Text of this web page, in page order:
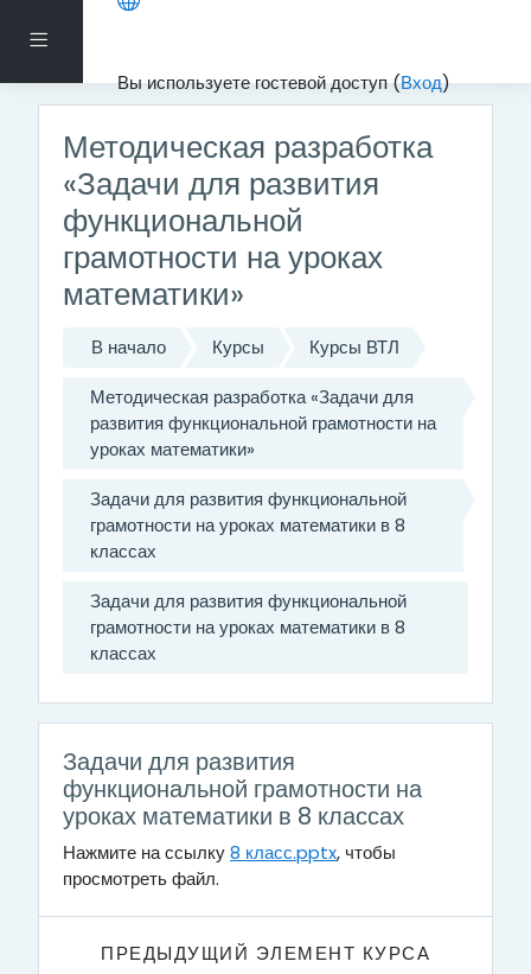
Боковая панель
Вы используете гостевой доступ (Вход)
Перейти к основному содержанию
Методическая разработка
«Задачи для развития
функциональной
грамотности на уроках
математики»
В начало Курсы
Курсы ВТЛ
Методическая разработка «Задачи для
развития функциональной грамотности на
уроках математики»
Задачи для развития функциональной
грамотности на уроках математики в 8
классах
Задачи для развития функциональной
грамотности на уроках математики в 8
классах
Задачи для развития
функциональной грамотности на
уроках математики в 8 классах
Нажмите на ссылку8 класс.pptx, чтобы
просмотреть файл.
ПРЕДЫДУЩИЙ ЭЛЕМЕНТ КУРСА